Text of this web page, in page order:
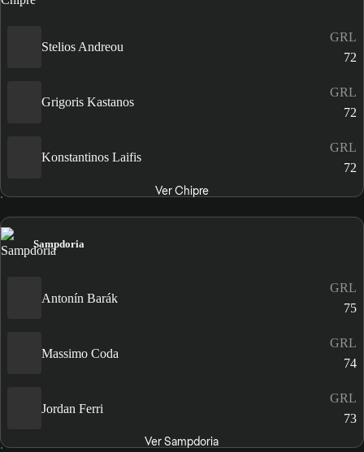
Stelios Andreou
GRL
72
Grigoris Kastanos
GRL
72
Konstantinos Laifis
GRL
72
Ver Chipre
Sampdoria
Antonín Barák
GRL
75
Massimo Coda
GRL
74
Jordan Ferri
GRL
73
Ver Sampdoria